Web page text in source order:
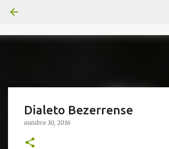
Dialeto Bezerrense
outubro 30, 2016